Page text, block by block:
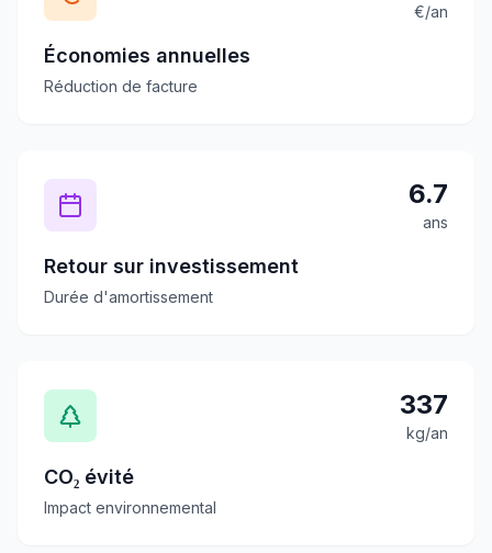
€/an
Économies annuelles
Réduction de facture
6.7
ans
Retour sur investissement
Durée d'amortissement
337
kg/an
CO₂ évité
Impact environnemental